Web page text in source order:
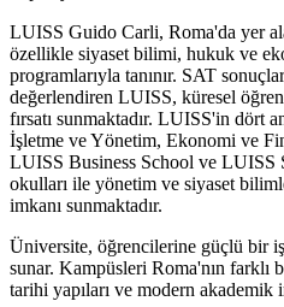
LUISS Guido Carli, Roma'da yer
özellikle siyaset bilimi, hukuk ve
programlarıyla tanınır. SAT
değerlendiren LUISS, küresel
fırsatı sunmaktadır. LUISS'in dört
İşletme ve Yönetim, Ekonomi ve
LUISS Business School ve LUISS
okulları ile yönetim ve siyaset
imkanı sunmaktadır.
Üniversite, öğrencilerine güçlü bir iş
sunar. Kampüsleri Roma'nın farklı
tarihi yapıları ve modern akademik